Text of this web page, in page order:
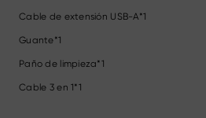
Cable de extensión USB-A*1
Guante*1
Paño de limpieza*1
Cable 3 en 1*1